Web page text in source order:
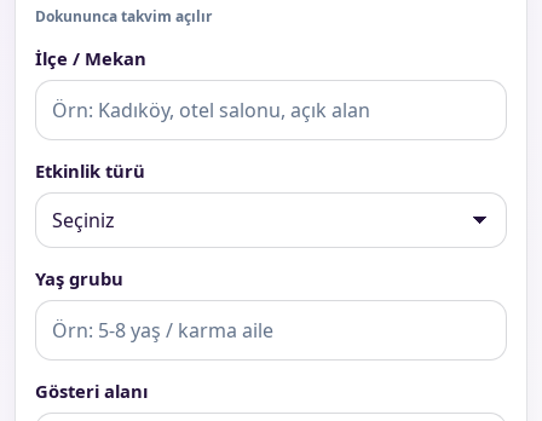
Dokununca takvim açılır
İlçe / Mekan
Etkinlik türü
Yaş grubu
Gösteri alanı